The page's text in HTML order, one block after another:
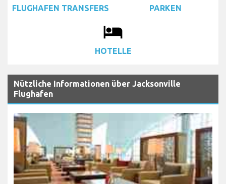
FLUGHAFEN TRANSFERS PARKEN
local_hotel
HOTELLE
Nützliche Informationen über Jacksonville
Flughafen